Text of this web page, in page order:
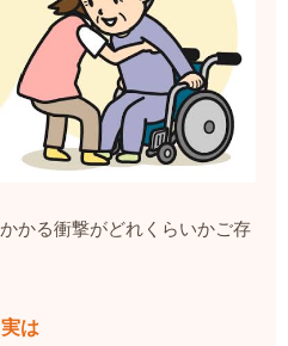
かる衝撃がどれくらいかご存
実は